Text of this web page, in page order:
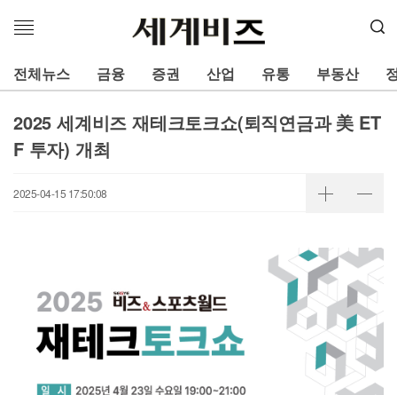
메
열
기
전체뉴스 금융 증권 산업 유통 부동산
2025 세계비즈 재테크토크쇼(퇴직연금과 美 ET
F 투자) 개최
2025-04-15 17:50:08